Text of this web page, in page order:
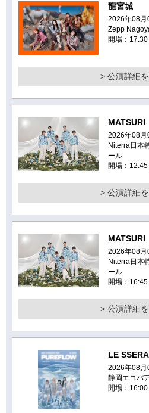
龍宮城
2026年08月
Zepp
開場：
> 公演詳細
MATSURI
2026年08月
Niterra日本
ール
開場：
> 公演詳細
MATSURI
2026年08月
Niterra日本
ール
開場：
> 公演詳細
LE
2026年08月
静岡エコパ
開場：